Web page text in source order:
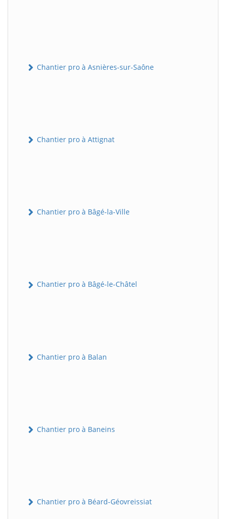
Chantier pro à Asnières-sur-Saône
Chantier pro à Attignat
Chantier pro à Bâgé-la-Ville
Chantier pro à Bâgé-le-Châtel
Chantier pro à Balan
Chantier pro à Baneins
Chantier pro à Béard-Géovreissiat